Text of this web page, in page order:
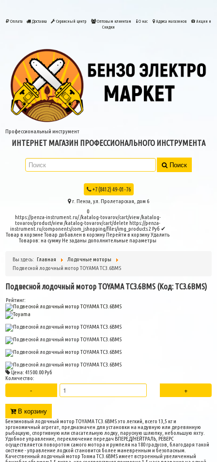
Оплата Доставка Сервисный центр Оптовым клиентам О нас Адреса магазинов
Акции и
Скидки
Профессиональный инструмент
ИНТЕРНЕТ МАГАЗИН ПРОФЕССИОНАЛЬНОГО ИНСТРУМЕНТА
Поиск
+7 (8412) 49-01-76
г. Пенза, ул. Пролетарская, дом 6
0
https://penza-instrument.ru//katalog-tovarov/cart/view/katalog-
tovarov/product/view/katalog-tovarov/cart/delete https://penza-
instrument.ru/components/com_jshopping/files/img_products2 Руб ✔
Товар в корзине Товар добавлен в корзинуПерейти в корзинуУдалить
Товаров: на суммуНе заданы дополнительные параметры
Вы здесь: Главная
Лодочные моторы
Подвесной лодочный мотор TOYAMA TC3.6BMS
Подвесной лодочный мотор TOYAMA TC3.6BMS (Код: TC3.6BMS)
Рейтинг:
Цена:41500.00 Руб
Количество:
В корзину
Бензиновый лодочный мотор TOYAMA TC3.6BMS это легкий, всего 13,5 кг и
эргономичный агрегат, предназначен для установки на надувную или деревянную
рыбацкую, спортивную или спасательную лодку, парусную шлюпку, небольшую яхту.
Удобное управление, переключение передач ВПЕРЕД/НЕЙТРАЛЬ, РЕВЕРС
осуществляется поворотом самого мотора и румпеля на 180 градусов, благодаря такой
системе - управление лодкой становится более маневренным и безопасным.
Качественный лодочный мотор Тояма TC3.6BMS имеет встроенный увеличенный